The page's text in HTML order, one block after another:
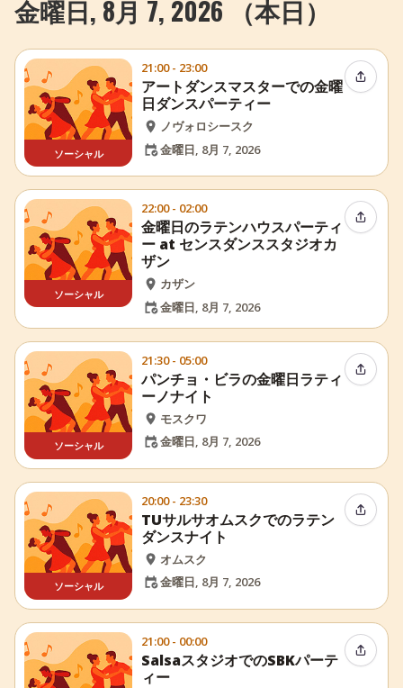
金曜日, 8月 7, 2026 （本日）
ソーシャル
21:00 - 23:00
アートダンスマスターでの金曜
日ダンスパーティー
ノヴォロシースク
金曜日, 8月 7, 2026
イベン
ソーシャル
22:00 - 02:00
金曜日のラテンハウスパーティ
ー at センスダンススタジオカ
ザン
カザン
金曜日, 8月 7, 2026
イベン
ソーシャル
21:30 - 05:00
パンチョ・ビラの金曜日ラティ
ーノナイト
モスクワ
金曜日, 8月 7, 2026
イベン
ソーシャル
20:00 - 23:30
TUサルサオムスクでのラテン
ダンスナイト
オムスク
金曜日, 8月 7, 2026
イベン
21:00 - 00:00
SalsaスタジオでのSBKパーテ
ィー
イベン